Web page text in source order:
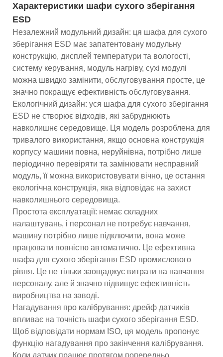
Характеристики шафи сухого зберігання
ESD
Незалежний модульний дизайн: ця шафа для сухого
зберігання ESD має запатентовану модульну
конструкцію, дисплей температури та вологості,
систему керування, модуль нагріву, сухі модулі
можна швидко замінити, обслуговування просте, це
значно покращує ефективність обслуговування.
Екологічний дизайн: уся шафа для сухого зберігання
ESD не створює відходів, які забруднюють
навколишнє середовище. Ця модель розроблена для
тривалого використання, якщо основна конструкція
корпусу машини повна, неруйнівна, потрібно лише
періодично перевіряти та замінювати несправний
модуль, її можна використовувати вічно, це остання
екологічна конструкція, яка відповідає на захист
навколишнього середовища.
Простота експлуатації: немає складних
налаштувань, і персонал не потребує навчання,
машину потрібно лише підключити, вона може
працювати повністю автоматично. Це ефективна
шафа для сухого зберігання ESD промислового
рівня. Це не тільки заощаджує витрати на навчання
персоналу, але й значно підвищує ефективність
виробництва на заводі.
Нагадування про калібрування: дрейф датчиків
впливає на точність шафи сухого зберігання ESD.
Щоб відповідати нормам ISO, ця модель пропонує
функцію нагадування про закінчення калібрування.
Коли датчик працює протягом попередньо